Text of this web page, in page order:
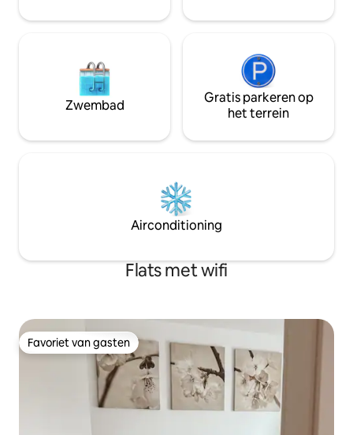
Zwembad
Gratis parkeren op
het terrein
Airconditioning
Flats met wifi
Favoriet van gasten
Favoriet van gasten